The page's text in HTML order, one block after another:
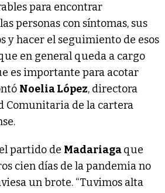
para encontrar
personas con síntomas, sus
y hacer el seguimiento de esos
en general queda a cargo
es importante para acotar
Noelia López, directora
Comunitaria de la cartera
partido de Madariagaque
cien días de la pandemia no
un brote. “Tuvimos alta